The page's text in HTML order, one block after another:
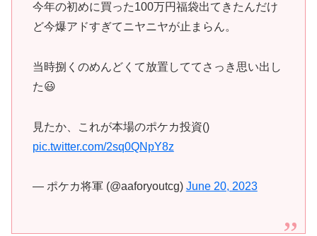
今年の初めに買った100万円福袋出てきたんだけ
ど今爆アドすぎてニヤニヤが止まらん。
当時捌くのめんどくて放置しててさっき思い出し
た😃
見たか、これが本場のポケカ投資()
pic.twitter.com/2sq0QNpY8z
— ポケカ将軍 (@aaforyoutcg) June 20, 2023